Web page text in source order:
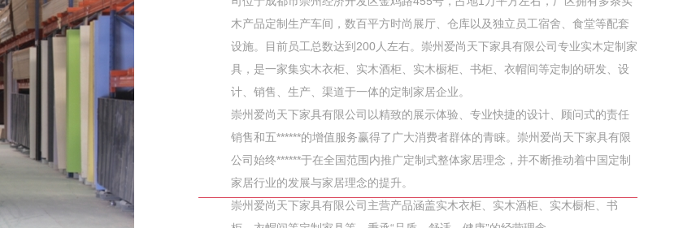
木产品定制生产车间，数百平方时尚展厅、仓库以及独立员工宿舍、食堂等配套
设施。目前员工总数达到200人左右。崇州爱尚天下家具有限公司专业实木定制家
具，是一家集实木衣柜、实木酒柜、实木橱柜、书柜、衣帽间等定制的研发、设
计、销售、生产、渠道于一体的定制家居企业。
崇州爱尚天下家具有限公司以精致的展示体验、专业快捷的设计、顾问式的责任
销售和五******的增值服务赢得了广大消费者群体的青睐。崇州爱尚天下家具有限
公司始终******于在全国范围内推广定制式整体家居理念，并不断推动着中国定制
家居行业的发展与家居理念的提升。
崇州爱尚天下家具有限公司主营产品涵盖实木衣柜、实木酒柜、实木橱柜、书